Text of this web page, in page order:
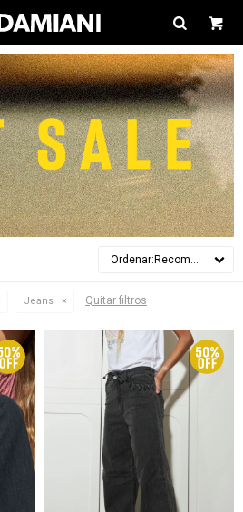
Recomendados
Jeans Quitar filtros